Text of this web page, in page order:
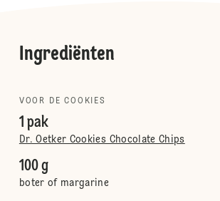
Ingrediënten
VOOR DE COOKIES
1 pak
Dr. Oetker Cookies Chocolate Chips
100 g
boter of margarine